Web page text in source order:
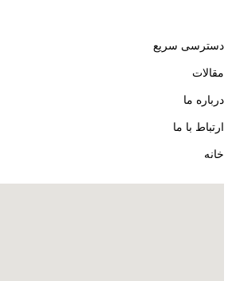
دسترسی سریع
مقالات
درباره ما
ارتباط با ما
خانه